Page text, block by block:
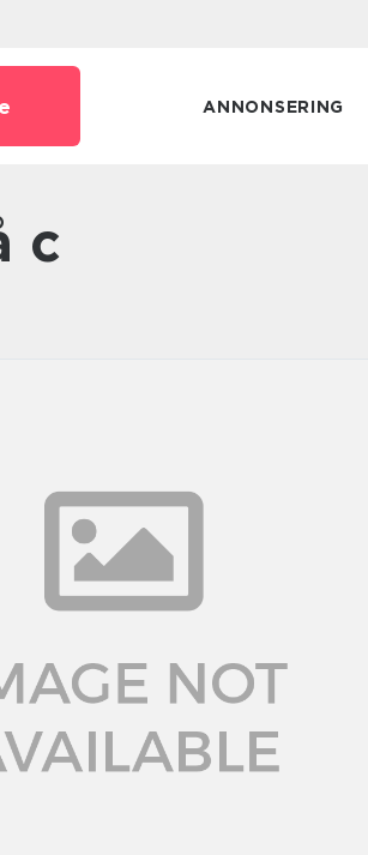
ANNONSERING
c